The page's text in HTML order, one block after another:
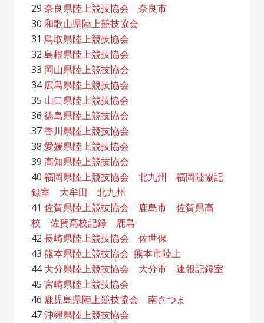
29奈良県陸上競技協会
奈良市
30和歌山県陸上競技協会
31鳥取県陸上競技協会
32島根県陸上競技協会
33 岡山県陸上競技協会
34広島県陸上競技協会
35 山口県陸上競技協会
36徳島県陸上競技協会
37香川県陸上競技協会
38愛媛県陸上競技協会
39高知県陸上競技協会
40福岡県陸上競技協会 北九州
福岡陸協記
録室
大牟田
北九州
41佐賀県陸上競技協会 鹿島市
佐賀県高
校
佐賀高校記録
鹿島
42長崎県陸上競技協会
佐世保
43 熊本県陸上競技協会 熊本市陸上
44大分県陸上競技協会 大分市
速報記録室
45宮崎県陸上競技協会
46 鹿児島県陸上競技協会
南さつま
47沖縄県陸上競技協会